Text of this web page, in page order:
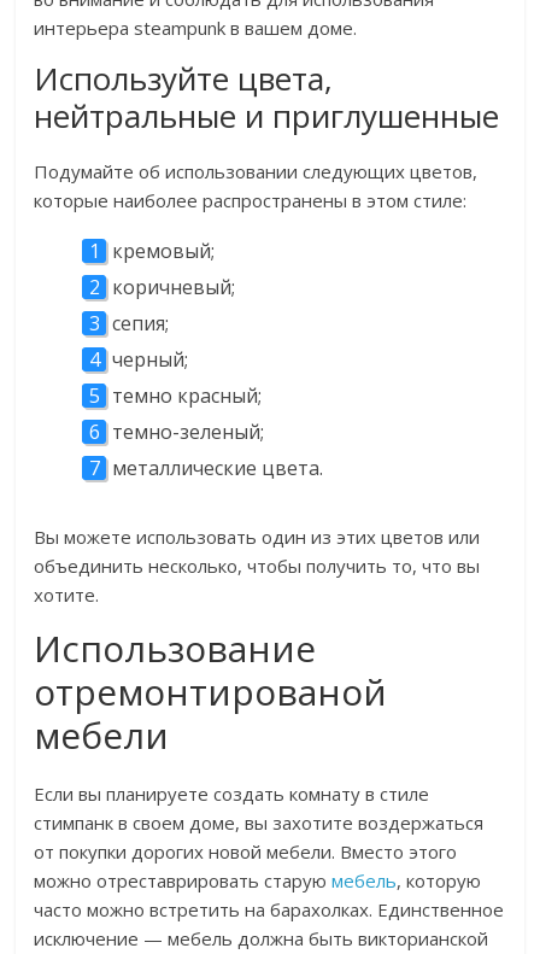
интерьера steampunk в вашем доме.
Используйте цвета,
нейтральные и приглушенные
Подумайте об использовании следующих цветов,
которые наиболее распространены в этом стиле:
кремовый;
коричневый;
сепия;
черный;
темно красный;
темно-зеленый;
металлические цвета.
Вы можете использовать один из этих цветов или
объединить несколько, чтобы получить то, что вы
хотите.
Использование
отремонтированой
мебели
Если вы планируете создать комнату в стиле
стимпанк в своем доме, вы захотите воздержаться
от покупки дорогих новой мебели. Вместо этого
можно отреставрировать старуюмебель, которую
часто можно встретить на барахолках. Единственное
исключение — мебель должна быть викторианской